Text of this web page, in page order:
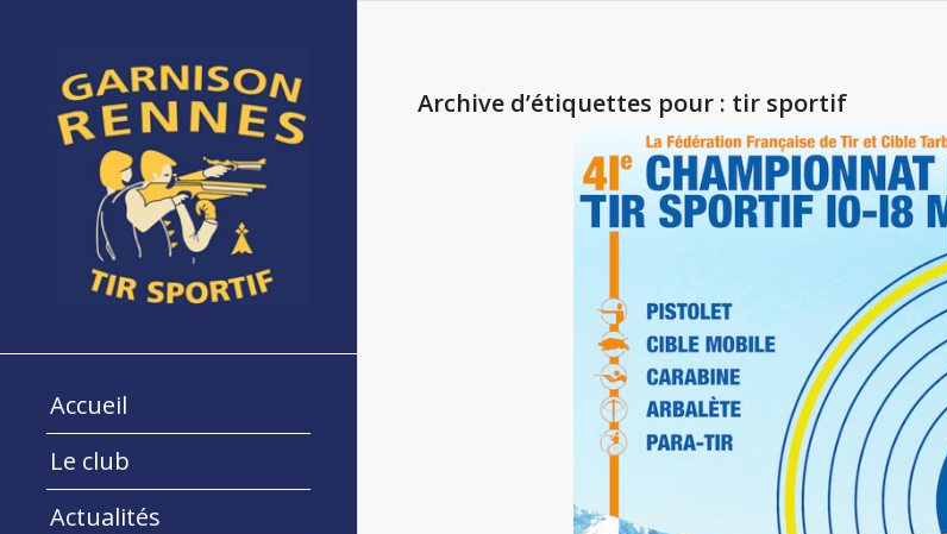
Accueil
Le club
Actualités
Archive d’étiquettes pour : tir sportif